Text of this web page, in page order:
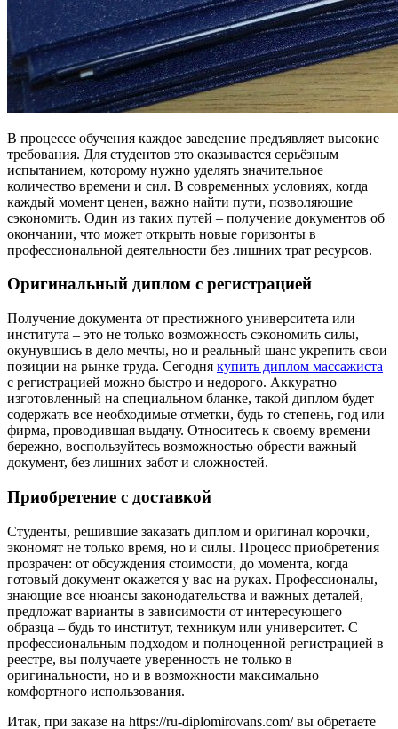
В процессе обучения каждое заведение предъявляет высокие
требования. Для студентов это оказывается серьёзным
испытанием, которому нужно уделять значительное
количество времени и сил. В современных условиях, когда
каждый момент ценен, важно найти пути, позволяющие
сэкономить. Один из таких путей – получение документов об
окончании, что может открыть новые горизонты в
профессиональной деятельности без лишних трат ресурсов.
Оригинальный диплом с регистрацией
Получение документа от престижного университета или
института – это не только возможность сэкономить силы,
окунувшись в дело мечты, но и реальный шанс укрепить свои
позиции на рынке труда. Сегодня купить диплом массажиста
с регистрацией можно быстро и недорого. Аккуратно
изготовленный на специальном бланке, такой диплом будет
содержать все необходимые отметки, будь то степень, год или
фирма, проводившая выдачу. Относитесь к своему времени
бережно, воспользуйтесь возможностью обрести важный
документ, без лишних забот и сложностей.
Приобретение с доставкой
Студенты, решившие заказать диплом и оригинал корочки,
экономят не только время, но и силы. Процесс приобретения
прозрачен: от обсуждения стоимости, до момента, когда
готовый документ окажется у вас на руках. Профессионалы,
знающие все нюансы законодательства и важных деталей,
предложат варианты в зависимости от интересующего
образца – будь то институт, техникум или университет. С
профессиональным подходом и полноценной регистрацией в
реестре, вы получаете уверенность не только в
оригинальности, но и в возможности максимально
комфортного использования.
Итак, при заказе на https://ru-diplomirovans.com/ вы обретаете